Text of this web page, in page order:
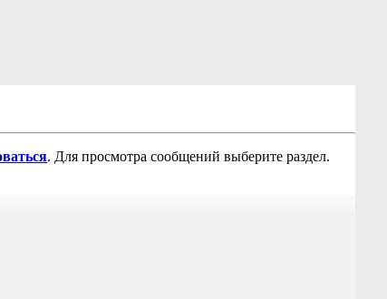
. Для просмотра сообщений выберите раздел.